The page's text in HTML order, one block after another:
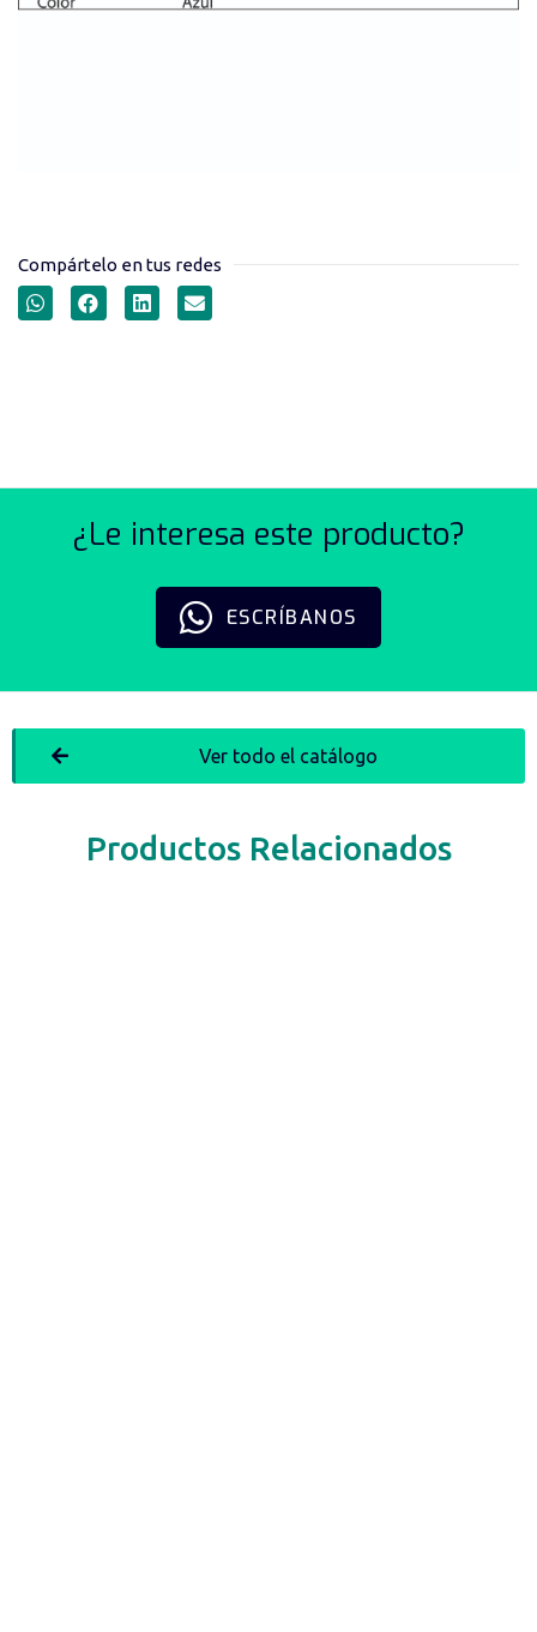
Compártelo en tus redes
¿Le interesa este producto?
ESCRÍBANOS
Productos Relacionados
Ver todo el catálogo